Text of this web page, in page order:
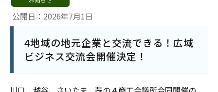
公開日：2026年7月1日
4地域の地元企業と交流できる！広域
ビジネス交流会開催決定！